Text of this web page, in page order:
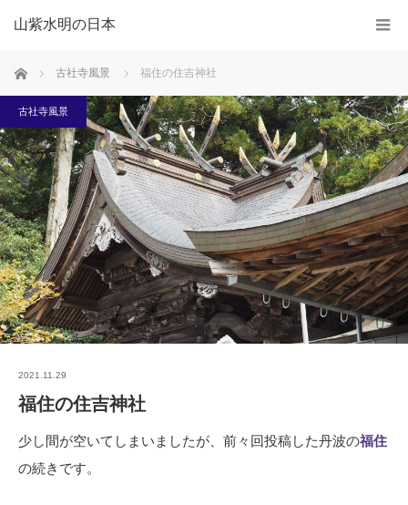
山紫水明の日本
ホーム 古社寺風景 福住の住吉神社
古社寺風景
2021.11.29
福住の住吉神社
少し間が空いてしまいましたが、前々回投稿した丹波の福住
の続きです。